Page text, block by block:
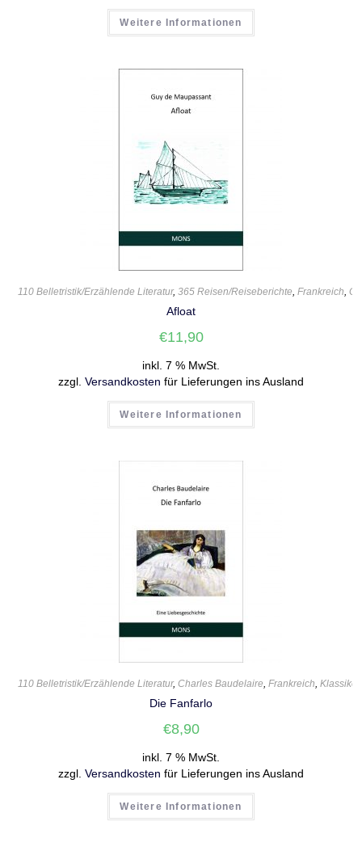
Weitere Informationen
110 Belletristik/Erzählende Literatur,365 Reisen/Reiseberichte,Frankreich,
Afloat
€11,90
inkl. 7 % MwSt.
zzgl. Versandkosten für Lieferungen ins Ausland
Weitere Informationen
110 Belletristik/Erzählende Literatur,Charles Baudelaire,Frankreich,Klassiker
Die Fanfarlo
€8,90
inkl. 7 % MwSt.
zzgl. Versandkosten für Lieferungen ins Ausland
Weitere Informationen